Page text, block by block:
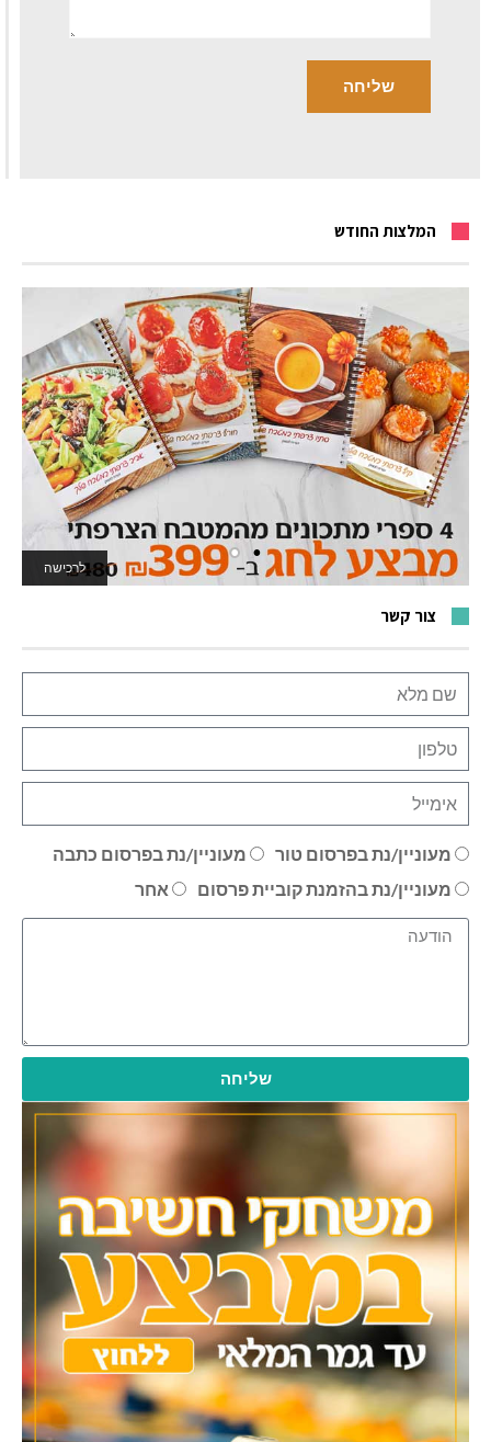
המלצות החודש
לרכישה
לאתר המשחקים
צור קשר
מעוניין/נת בפרסום טור
מעוניין/נת בפרסום כתבה
מעוניין/נת בהזמנת קוביית פרסום
אחר
שליחה